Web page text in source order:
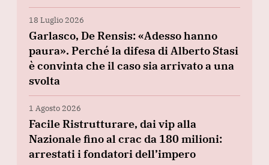
18 Luglio 2026
Garlasco, De Rensis: «Adesso hanno
paura». Perché la difesa di Alberto Stasi
è convinta che il caso sia arrivato a una
svolta
1 Agosto 2026
Facile Ristrutturare, dai vip alla
Nazionale fino al crac da 180 milioni:
arrestati i fondatori dell’impero